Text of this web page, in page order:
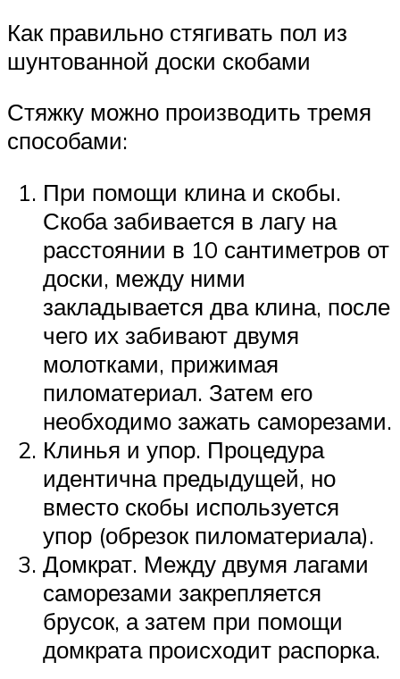
Как правильно стягивать пол из
шунтованной доски скобами
Стяжку можно производить тремя
способами:
При помощи клина и скобы.
Скоба забивается в лагу на
расстоянии в 10 сантиметров от
доски, между ними
закладывается два клина, после
чего их забивают двумя
молотками, прижимая
пиломатериал. Затем его
необходимо зажать саморезами.
Клинья и упор. Процедура
идентична предыдущей, но
вместо скобы используется
упор (обрезок пиломатериала).
Домкрат. Между двумя лагами
саморезами закрепляется
брусок, а затем при помощи
домкрата происходит распорка.